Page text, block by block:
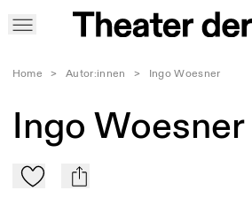
Home > Autor:innen > Ingo Woesner
Ingo Woesner
Zu Mein-TdZ hinzufügen
mail